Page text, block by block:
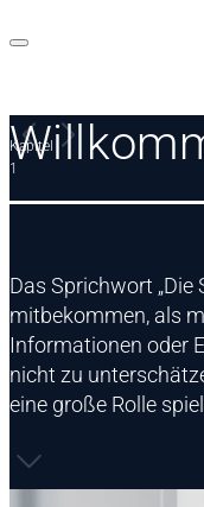
Kapitel
1
Das Sprichwort
mitbekommen, als
Informationen oder
nicht zu
eine große Rolle